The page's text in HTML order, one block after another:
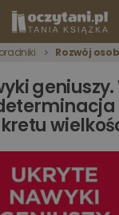
Rozwój
geniuszy.